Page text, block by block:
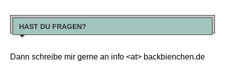
HAST DU FRAGEN?
Dann schreibe mir gerne an info <at> backbienchen.de